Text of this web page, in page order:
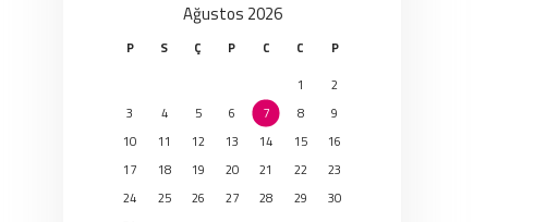
Ağustos 2026
P S Ç P C C
P
1
2
3
4 5 6 7 8
9
10
11 12 13 14 15
16
17
18 19 20 21 22
23
24
25 26 27 28 29
30